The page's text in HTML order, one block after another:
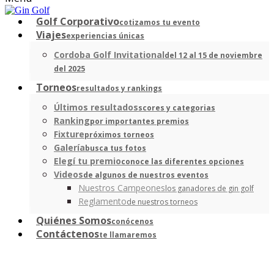
Golf Corporativocotizamos tu evento
Viajesexperiencias únicas
Cordoba Golf Invitationaldel 12 al 15 de noviembre
del 2025
Torneosresultados y rankings
Últimos resultadosscores y categorias
Rankingpor importantes premios
Fixturepróximos torneos
Galeríabusca tus fotos
Elegí tu premioconoce las diferentes opciones
Videosde algunos de nuestros eventos
Nuestros Campeoneslos ganadores de gin golf
Reglamentode nuestros torneos
Quiénes Somosconócenos
Contáctenoste llamaremos